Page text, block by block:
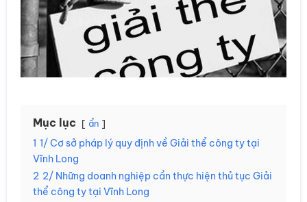
Mục lục ẩn
1 1/ Cơ sở pháp lý quy định về Giải thể công ty tại
Vĩnh Long
2 2/ Những doanh nghiệp cần thực hiện thủ tục Giải
thể công ty tại Vĩnh Long